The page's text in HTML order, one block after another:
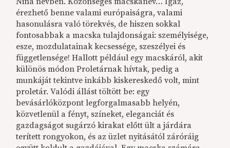
érezhető benne valami európaiságra, valami
hasonulásra való törekvés, de hiszen sokkal
fontosabbak a macska tulajdonságai: személyisége,
esze, mozdulatainak kecsessége, szeszélyei és
függetlensége! Hallott például egy macskáról, akit
különös módon Proletárnak hívtak, pedig a
munkáját tekintve inkább kiskereskedő volt, mint
proletár. Valódi állást töltött be: egy
bevásárlóközpont legforgalmasabb helyén,
közvetlenül a fényt, színeket, eleganciát és
gazdagságot sugárzó kirakat előtt ült a járdára
terített rongyokon, és az üzlet nyitásától záróráig